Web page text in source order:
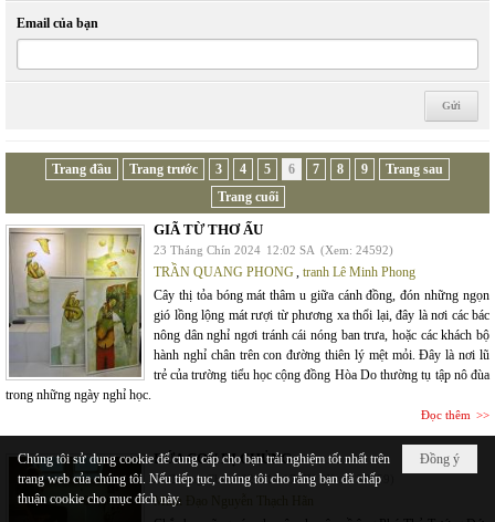
Email của bạn
Trang đầu Trang trước 3 4 5 6 7 8 9
Trang sau
Trang cuối
GIÃ TỪ THƠ ẤU
23 Tháng Chín 2024 12:02 SA (Xem: 24592)
TRẦN QUANG PHONG, tranh Lê Minh Phong
Cây thị tỏa bóng mát thâm u giữa cánh đồng, đón những ngọn
gió lồng lộng mát rượi từ phương xa thổi lại, đây là nơi các bác
nông dân nghỉ ngơi tránh cái nóng ban trưa, hoặc các khách bộ
hành nghỉ chân trên con đường thiên lý mệt mỏi. Đây là nơi lũ
trẻ của trường tiểu học cộng đồng Hòa Do thường tụ tập nô đùa
trong những ngày nghỉ học.
Đọc thêm
ĐỨA CON DỊ CHỦNG
22 Tháng Chín 2024 11:17 CH (Xem: 26559)
Minh Đạo Nguyễn Thạch Hãn
Đồng ý
Chúng tôi sử dụng cookie để cung cấp cho bạn trải nghiệm tốt nhất trên
trang web của chúng tôi. Nếu tiếp tục, chúng tôi cho rằng bạn đã chấp
thuận cookie cho mục đích này.